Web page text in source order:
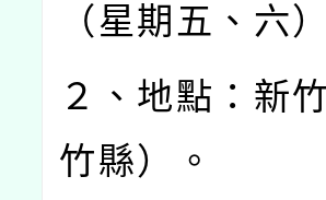
（星期五、六
２、地點：新
竹縣）。